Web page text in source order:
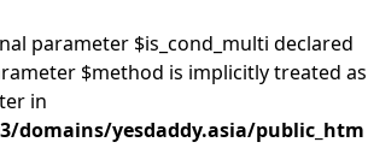
parameter $is_cond_multi declared
$method is implicitly treated as
in
domains/yesdaddy.asia/public_htm